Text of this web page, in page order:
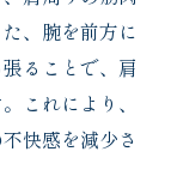
、腕を前方に
ることで、肩
これにより、
快感を減少さ